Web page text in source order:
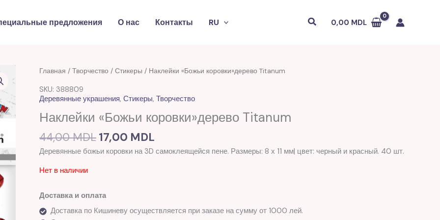
предложения О нас Контакты RU Поиск0,00 MDL
Главная / Творчество / Стикеры / Наклейки «Божьи коровки»дерево Titanum
SKU: 388809
Деревянные украшения, Стикеры, Творчество
Наклейки «Божьи коровки»дерево Titanum
44,00MDL
Первоначальная
составляла
44,00 MDL.
17,00 MDL
Текущая
17,00 MDL.
Деревянные божьи коровки на 3D самоклеящейся пене. Размеры: 8 х 11 мм| цвет: черный и красный. 40 шт.
Нет в наличии
Доставка и оплата
Доставка по Кишиневу осуществляется при заказе на сумму от 1000 лей.